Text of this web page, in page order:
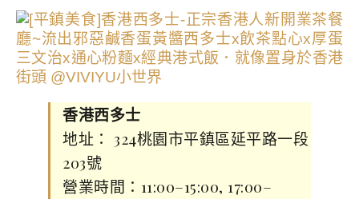
香港西多士
地址： 324桃園市平鎮區延平路一段
203號
營業時間：11:00–15:00, 17:00–